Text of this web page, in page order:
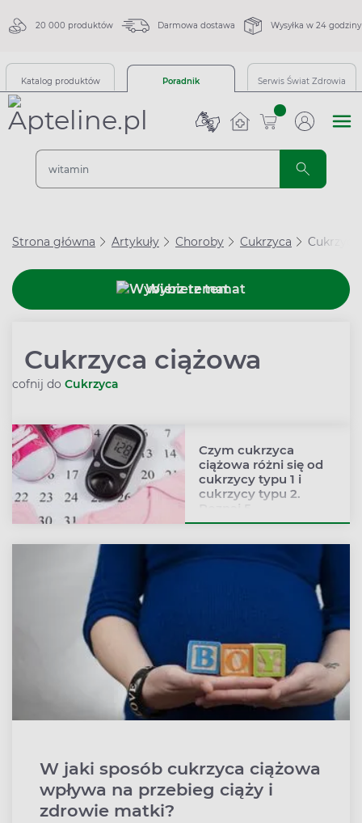
20 000 produktów Darmowa dostawa Wysyłka w 24 godziny
Katalog produktów Poradnik Serwis Świat Zdrowia
sztuk
Strona główna Artykuły Choroby Cukrzyca
Wybierz temat
Cukrzyca ciążowa
Rozwiń podmenu
cofnij do Cukrzyca
Czym cukrzyca
ciążowa różni się od
cukrzycy typu 1 i
cukrzycy typu 2.
najważniejszych
W jaki sposób cukrzyca ciążowa
wpływa na przebieg ciąży i
zdrowie matki?